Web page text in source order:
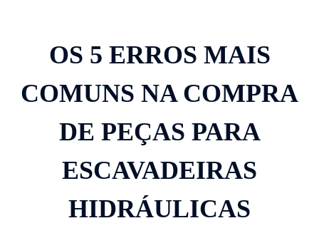
OS 5 ERROS MAIS
COMUNS NA COMPRA
DE PEÇAS PARA
ESCAVADEIRAS
HIDRÁULICAS